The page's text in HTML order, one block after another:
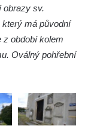
obrazy sv.
má původní
z období kolem
Oválný pohřební